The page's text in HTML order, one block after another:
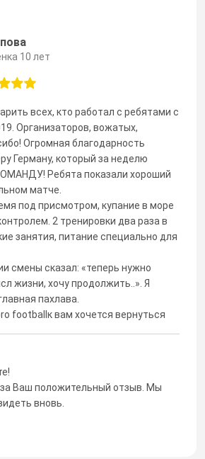
10 лет
всех, кто работал с ребятами с
Организаторов, вожатых,
Огромная благодарность
Герману, который за неделю
Ребята показали хороший
матче.
под присмотром, купание в море
2 тренировки два раза в
занятия, питание специально для
смены сказал: «теперь нужно
жизни, хочу продолжить..». Я
пахлава.
footballк вам хочется вернуться
Ваш положительный отзыв. Мы
вновь.